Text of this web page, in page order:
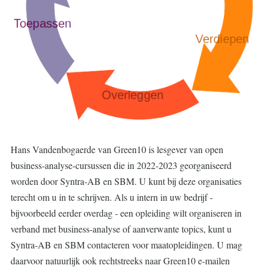
Hans Vandenbogaerde van Green10 is lesgever van open
business-analyse-cursussen die in 2022-2023 georganiseerd
worden door Syntra-AB en SBM. U kunt bij deze organisaties
terecht om u in te schrijven. Als u intern in uw bedrijf -
bijvoorbeeld eerder overdag - een opleiding wilt organiseren in
verband met business-analyse of aanverwante topics, kunt u
Syntra-AB en SBM contacteren voor maatopleidingen. U mag
daarvoor natuurlijk ook rechtstreeks naar Green10 e-mailen